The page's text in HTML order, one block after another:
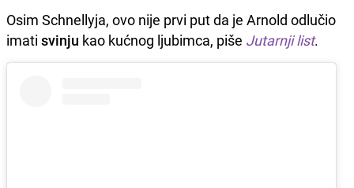
Osim Schnellyja, ovo nije prvi put da je Arnold odlučio
imati svinju kao kućnog ljubimca, piše Jutarnji list.